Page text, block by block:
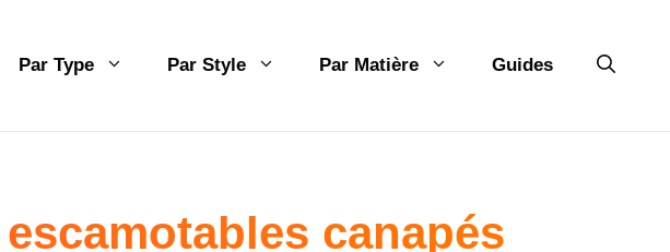
Par Type Par Style Par Matière Guides
canapés